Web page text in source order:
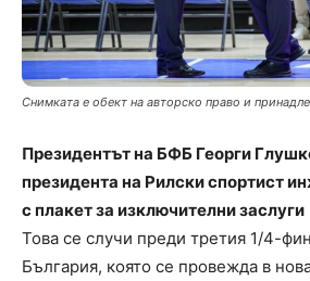
Снимката е обект на авторско право и
Президентът на БФБ Георги
президента на Рилски спортист
с плакет за изключителни заслуги
Това се случи преди третия 1/4-
България, която се провежда в